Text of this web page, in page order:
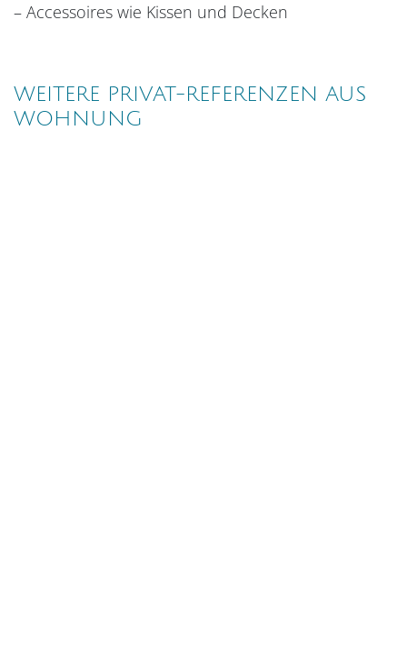
– Accessoires wie Kissen und Decken
WEITERE PRIVAT-REFERENZEN AUS
WOHNUNG